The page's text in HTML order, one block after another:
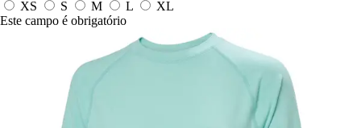
XS
S M L
XL
Este campo é obrigatório